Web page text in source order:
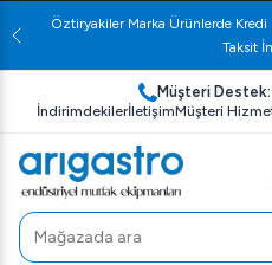
Öztiryakiler Marka Ürünlerde Kredi
Taksit
Müşteri Destek:
İndirimdekilerİletişimMüşteri